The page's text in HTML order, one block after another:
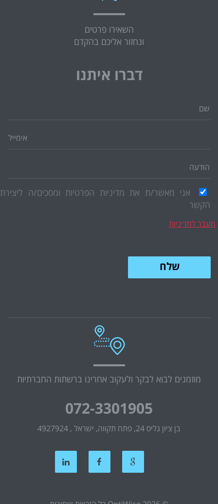
השאירו פרטים
ונחזור אליכם בהקדם
דברו איתנו
אני מאשר/ת את מדיניות הפרטיות ומסכים/ה ליצירת
הקשר
למדיניות
מוזמנים לבוא לבקר ולעקוב אחרינו ברשתות החברתיות
072-3301905
בן ציון גליס 24, פתח תקווה, ישראל , 4927924